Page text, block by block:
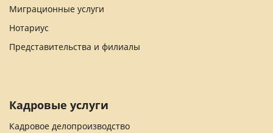
Миграционные услуги
Нотариус
Представительства и филиалы
Кадровые услуги
Кадровое делопроизводство